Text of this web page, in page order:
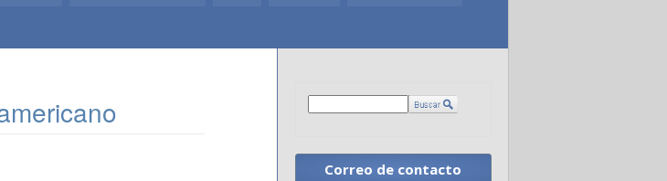
Correo de contacto